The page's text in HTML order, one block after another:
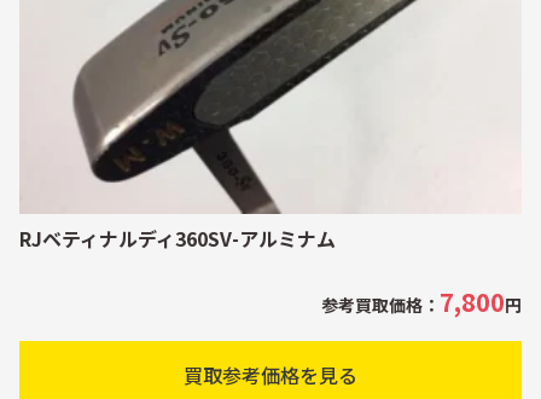
RJベティナルディ360SV-アルミナム
参考買取価格： 7,800円
買取参考価格を見る